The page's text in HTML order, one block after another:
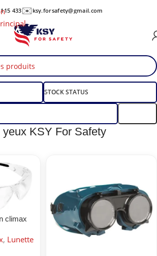
433✉️ ksy.forsafety@gmail.com
STOCK STATUS
KSY For Safety
climax
, Lunette